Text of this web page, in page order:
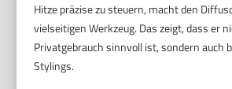
Hitze präzise zu steuern, macht den
vielseitigen Werkzeug. Das zeigt, dass er
Privatgebrauch sinnvoll ist, sondern auch
Stylings.